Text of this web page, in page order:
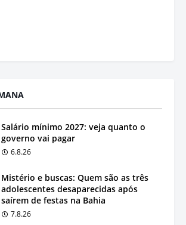
Salário mínimo 2027: veja quanto o
governo vai pagar
6.8.26
Mistério e buscas: Quem são as três
adolescentes desaparecidas após
saírem de festas na Bahia
7.8.26